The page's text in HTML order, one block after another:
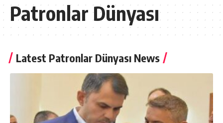
Patronlar Dünyası
Latest Patronlar Dünyası News